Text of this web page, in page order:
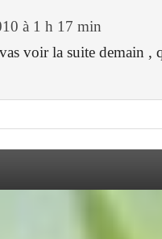
à 1 h 17 min
voir la suite demain ,